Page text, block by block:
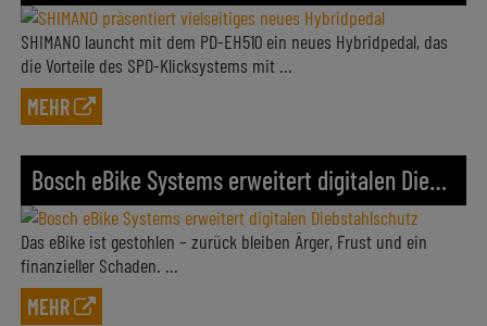
SHIMANO launcht mit dem PD-EH510 ein neues Hybridpedal, das
die Vorteile des SPD-Klicksystems mit ...
MEHR
Bosch eBike Systems erweitert digitalen Diebstahlschutz
Das eBike ist gestohlen – zurück bleiben Ärger, Frust und ein
finanzieller Schaden. ...
MEHR